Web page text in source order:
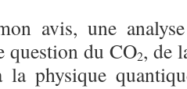
avis, une
question du CO2, de
physique